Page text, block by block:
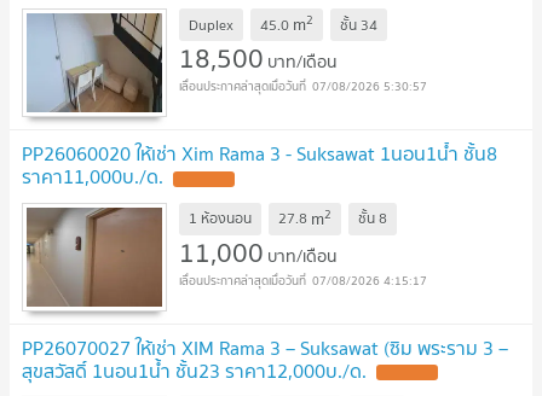
Duplex 45.0 m2 ชั้น 34
18,500 บาท/เดือน
07/08/2026 5:30:57
PP26060020 ให้เช่า Xim Rama 3 - Suksawat 1นอน1น้ำ ชั้น8
ราคา11,000บ./ด.
1 ห้องนอน 27.8 m2 ชั้น8
11,000 บาท/เดือน
07/08/2026 4:15:17
PP26070027 ให้เช่า XIM Rama 3 – Suksawat (ซิม พระราม 3 –
สุขสวัสดิ์ 1นอน1น้ำ ชั้น23 ราคา12,000บ./ด.